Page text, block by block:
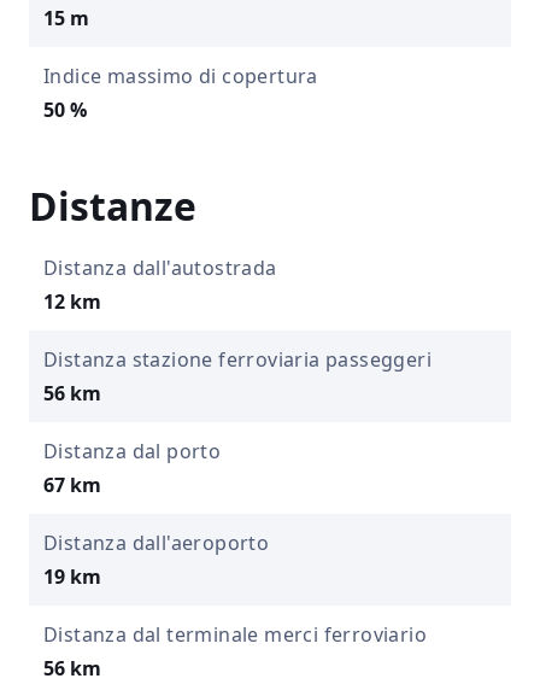
15 m
Indice massimo di copertura
50 %
Distanze
Distanza dall'autostrada
12 km
Distanza stazione ferroviaria passeggeri
56 km
Distanza dal porto
67 km
Distanza dall'aeroporto
19 km
Distanza dal terminale merci ferroviario
56 km